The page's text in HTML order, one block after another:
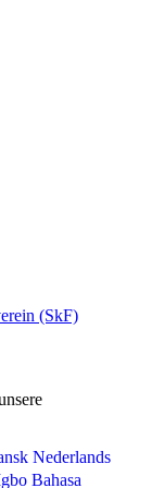
Nederlands
Bahasa